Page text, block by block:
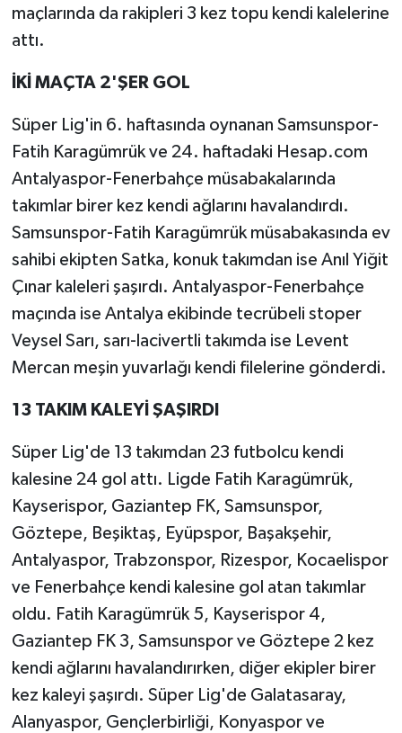
maçlarında da rakipleri 3 kez topu kendi kalelerine
attı.
İKİ MAÇTA 2'ŞER GOL
Süper Lig'in 6. haftasında oynanan Samsunspor-
Fatih Karagümrük ve 24. haftadaki Hesap.com
Antalyaspor-Fenerbahçe müsabakalarında
takımlar birer kez kendi ağlarını havalandırdı.
Samsunspor-Fatih Karagümrük müsabakasında ev
sahibi ekipten Satka, konuk takımdan ise Anıl Yiğit
Çınar kaleleri şaşırdı. Antalyaspor-Fenerbahçe
maçında ise Antalya ekibinde tecrübeli stoper
Veysel Sarı, sarı-lacivertli takımda ise Levent
Mercan meşin yuvarlağı kendi filelerine gönderdi.
13 TAKIM KALEYİ ŞAŞIRDI
Süper Lig'de 13 takımdan 23 futbolcu kendi
kalesine 24 gol attı. Ligde Fatih Karagümrük,
Kayserispor, Gaziantep FK, Samsunspor,
Göztepe, Beşiktaş, Eyüpspor, Başakşehir,
Antalyaspor, Trabzonspor, Rizespor, Kocaelispor
ve Fenerbahçe kendi kalesine gol atan takımlar
oldu. Fatih Karagümrük 5, Kayserispor 4,
Gaziantep FK 3, Samsunspor ve Göztepe 2 kez
kendi ağlarını havalandırırken, diğer ekipler birer
kez kaleyi şaşırdı. Süper Lig'de Galatasaray,
Alanyaspor, Gençlerbirliği, Konyaspor ve